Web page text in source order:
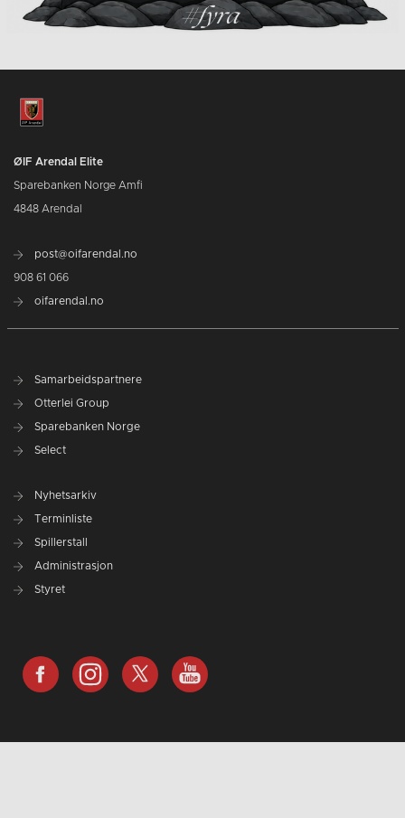
ØIF Arendal Elite
Sparebanken Norge Amfi
4848 Arendal
post@oifarendal.no
908 61 066
oifarendal.no
Samarbeidspartnere
Otterlei Group
Sparebanken Norge
Select
Nyhetsarkiv
Terminliste
Spillerstall
Administrasjon
Styret